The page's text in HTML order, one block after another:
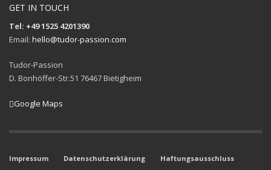
GET IN TOUCH
Tel: +49 1525 4201390
Email: hello@tudor-passion.com
Tudor-Passion
D. Bonhöffer-Str.51 76467 Bietigheim
Google Maps
Impressum Datenschutzerklärung Haftungsausschluss